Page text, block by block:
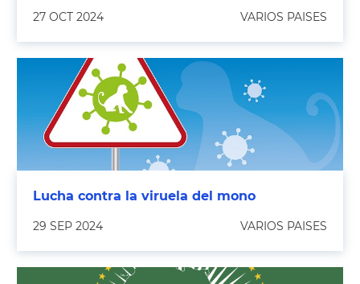
27 OCT 2024 VARIOS PAISES
Lucha contra la viruela del mono
29 SEP 2024 VARIOS PAISES